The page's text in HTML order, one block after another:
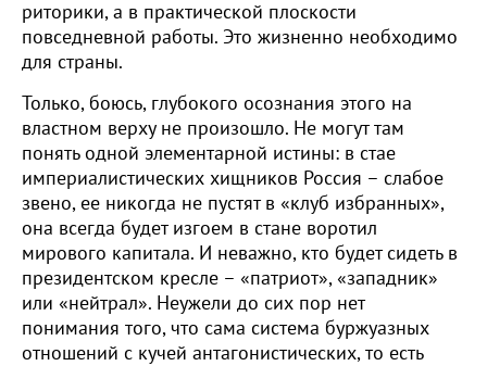
риторики, а в практической плоскости
повседневной работы. Это жизненно необходимо
для страны.
Только, боюсь, глубокого осознания этого на
властном верху не произошло. Не могут там
понять одной элементарной истины: в стае
империалистических хищников Россия – слабое
звено, ее никогда не пустят в «клуб избранных»,
она всегда будет изгоем в стане воротил
мирового капитала. И неважно, кто будет сидеть в
президентском кресле – «патриот», «западник»
или «нейтрал». Неужели до сих пор нет
понимания того, что сама система буржуазных
отношений с кучей антагонистических, то есть